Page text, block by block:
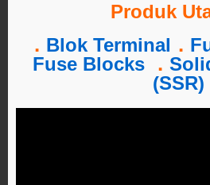
Produk
． Blok Terminal ．
Fuse Blocks．
(SSR)